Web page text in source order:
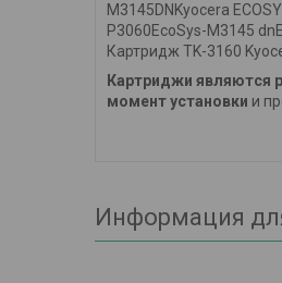
M3145DNKyocera
P3060EcoSys-M3145
Картридж TK-3160
Картриджи являются
момент установки и
Информация